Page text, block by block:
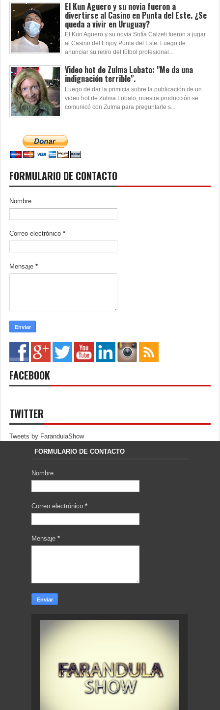
El Kun Aguero y su novia fueron a
divertirse al Casino en Punta del Este. ¿Se
queda a vivir en Uruguay?
El Kun Aguero y su novia Sofía Calzeti fueron a jugar
al Casino del Enjoy Punta del Este. Luego de
anunciar su retiro del fútbol profesional...
Video hot de Zulma Lobato: "Me da una
indignación terrible".
Luego de dar la primicia sobre la publicación de un
video hot de Zulma Lobato, nuestra producción se
comunicó con Zulma para preguntarle s...
FORMULARIO DE CONTACTO
Nombre
Correo electrónico *
Mensaje *
FACEBOOK
TWITTER
Tweets by FarandulaShow
FORMULARIO DE CONTACTO
Nombre
Correo electrónico *
Mensaje *